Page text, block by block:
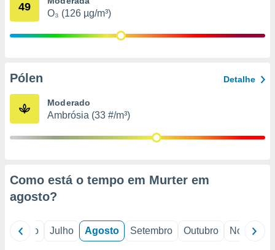
estudos
49
O₃ (126 µg/m³)
Pólen Detalhe
Moderado
Ambrósia (33 #/m³)
Como está o tempo em Murter em
agosto?
Junho Julho Agosto Setembro Outubro Novembro